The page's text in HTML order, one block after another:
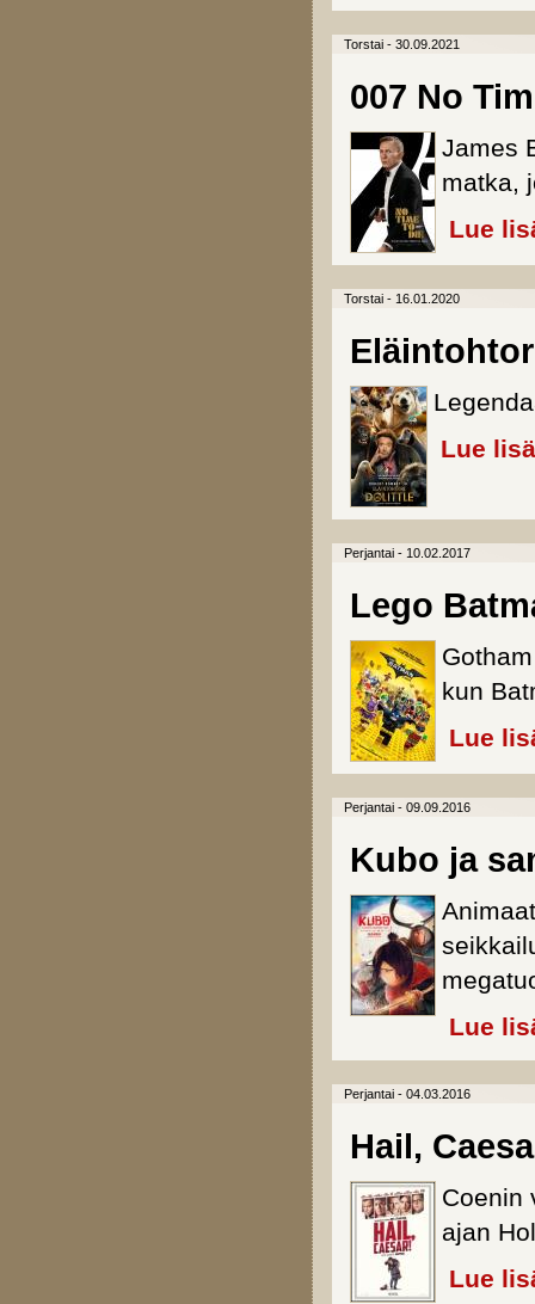
Torstai - 30.09.2021
007 No
James
matka,
Lue
Torstai - 16.01.2020
Lue
Perjantai - 10.02.2017
Lego
kun
Lue
Perjantai - 09.09.2016
Kubo ja
Lue
Perjantai - 04.03.2016
Hail,
Coenin
ajan
Lue